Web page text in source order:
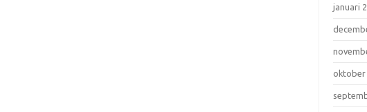
januari
oktober